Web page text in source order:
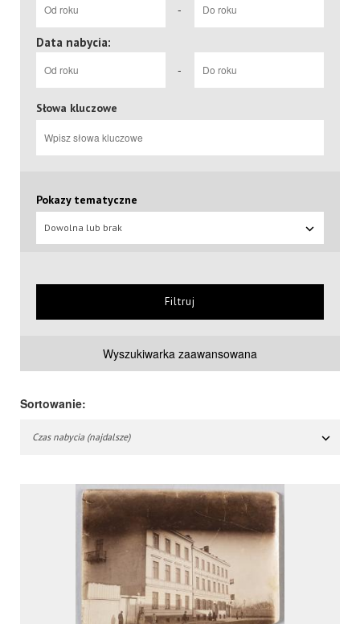
-
Data nabycia:
-
Słowa kluczowe
Pokazy tematyczne
Dowolna lub brak
Filtruj
Wyszukiwarka zaawansowana
Sortowanie:
Czas nabycia (najdalsze)